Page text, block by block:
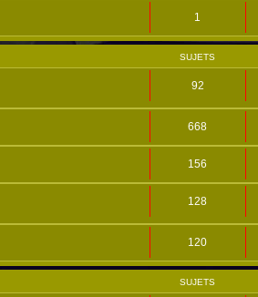
1
SUJETS
92
668
156
128
120
SUJETS